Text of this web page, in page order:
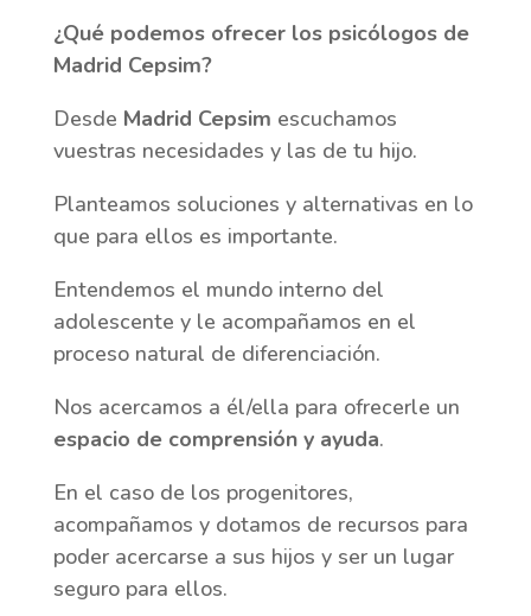
¿Qué podemos ofrecer los psicólogos de
Madrid Cepsim?
Desde Madrid Cepsim escuchamos
vuestras necesidades y las de tu hijo.
Planteamos soluciones y alternativas en lo
que para ellos es importante.
Entendemos el mundo interno del
adolescente y le acompañamos en el
proceso natural de diferenciación.
Nos acercamos a él/ella para ofrecerle un
espacio de comprensión y ayuda.
En el caso de los progenitores,
acompañamos y dotamos de recursos para
poder acercarse a sus hijos y ser un lugar
seguro para ellos.